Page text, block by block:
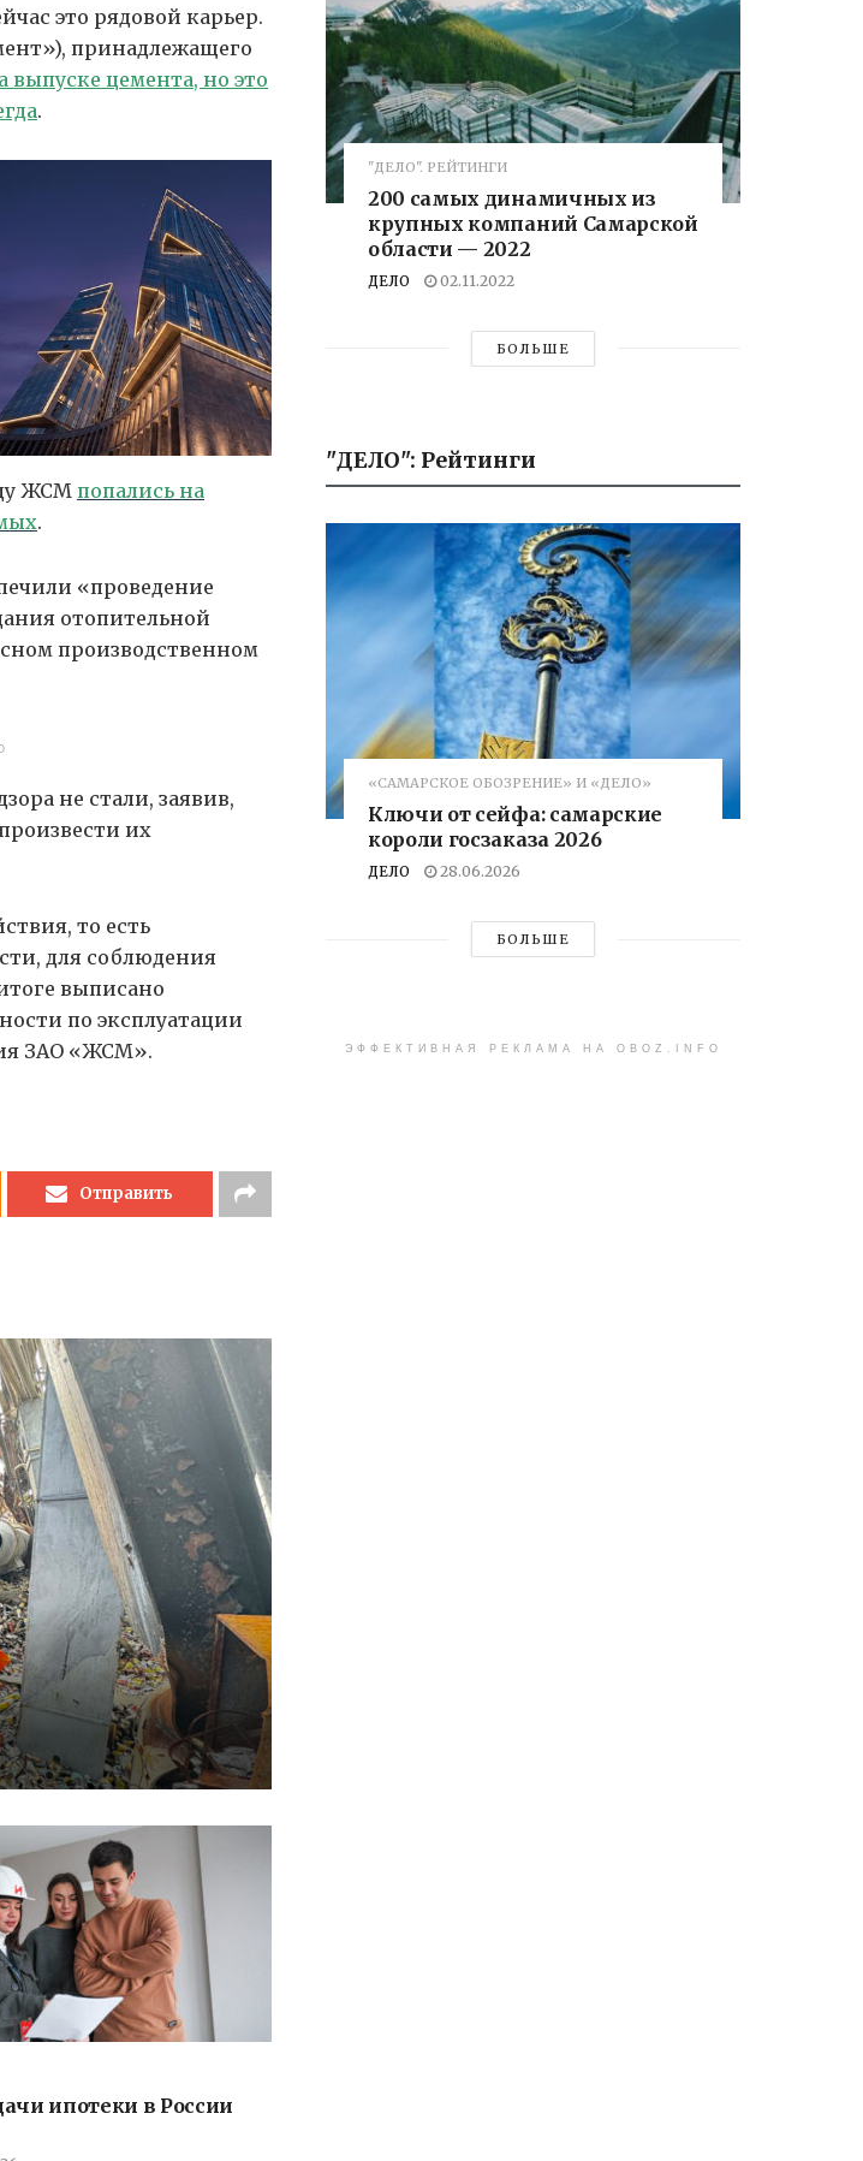
это рядовой карьер.
принадлежащего
цемента, но это
.
ЖСМ попались на
.
«проведение
отопительной
производственном
не стали, заявив,
их
то есть
для соблюдения
выписано
по эксплуатации
ЗАО «ЖСМ».
Отправить
ипотеки в России
"ДЕЛО". РЕЙТИНГИ
200 самых динамичных из
крупных компаний Самарской
области — 2022
ДЕЛО 02.11.2022
БОЛЬШЕ
"ДЕЛО": Рейтинги
«САМАРСКОЕ ОБОЗРЕНИЕ» И «ДЕЛО»
Ключи от сейфа: самарские
короли госзаказа 2026
ДЕЛО 28.06.2026
БОЛЬШЕ
ЭФФЕКТИВНАЯ РЕКЛАМА НА OBOZ.INFO